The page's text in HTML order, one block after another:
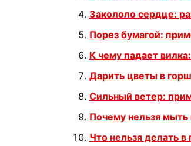
Закололо сердце:
Порез бумагой:
К чему падает
Дарить цветы в
Сильный ветер:
Почему нельзя
Что нельзя делать